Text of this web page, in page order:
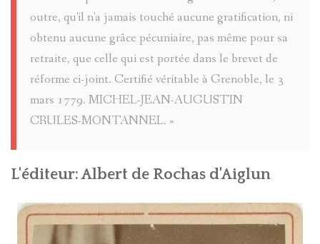
ROVERE
1838
outre, qu'il n'a jamais touché aucune gratification, ni
obtenu aucune grâce pécuniaire, pas même pour sa
retraite, que celle qui est portée dans le brevet de
réforme ci-joint. Certifié véritable à Grenoble, le 3
mars 1779. MICHEL-JEAN-AUGUSTIN
CRULES-MONTANNEL. »
L'éditeur: Albert de Rochas d'Aiglun